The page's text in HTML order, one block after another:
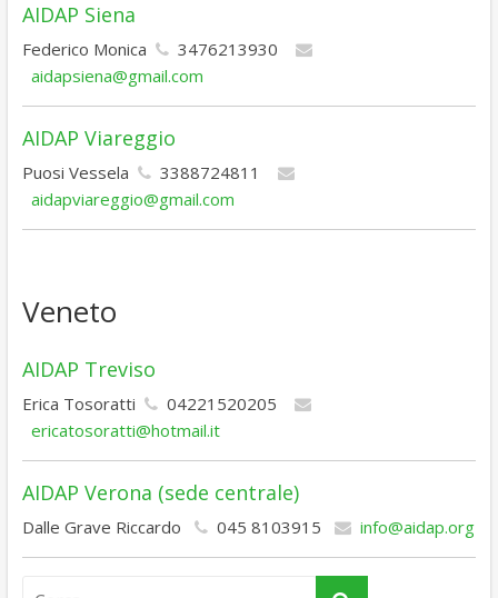
AIDAP Siena
Federico Monica
3476213930
aidapsiena@gmail.com
AIDAP Viareggio
Puosi Vessela
3388724811
aidapviareggio@gmail.com
Veneto
AIDAP Treviso
Erica Tosoratti
04221520205
ericatosoratti@hotmail.it
AIDAP Verona (sede centrale)
Dalle Grave Riccardo 045 8103915 info@aidap.org